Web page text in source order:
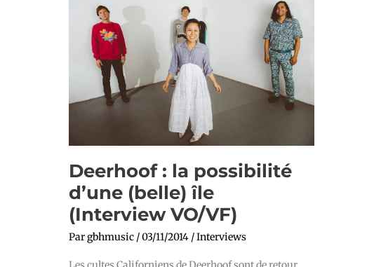
Deerhoof : la possibilité
d’une (belle) île
(Interview VO/VF)
Pargbhmusic /03/11/2014 /Interviews
la
possibilité
d’une
(belle)
île
(Interview
VO/VF)